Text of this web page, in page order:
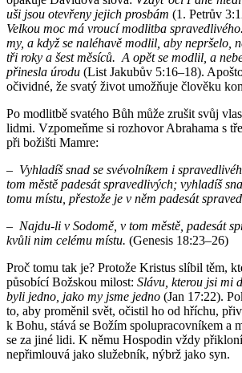
uši jsou otevřeny jejich prosbám (1. Petrův
Velkou moc má vroucí modlitba
my, a když se naléhavě modlil, aby nepršelo,
tři roky a šest měsíců. A opět se modlil, a
přinesla úrodu (List Jakubův 5:16–18).
očividné, že svatý život umožňuje člověku
Po modlitbě svatého Bůh může zrušit svůj
lidmi. Vzpomeňme si rozhovor Abrahama s
při božišti Mamre:
– Vyhladíš snad se svévolníkem i
tom městě padesát spravedlivých; vyhladíš
tomu místu, přestože je v něm padesát
– Najdu-li v Sodomě, v tom městě, padesát
kvůli nim celému místu. (Genesis 18:23–26)
Proč tomu tak je? Protože Kristus slíbil těm,
působící Božskou milost: Slávu, kterou jsi mi
byli jedno, jako my jsme jedno (Jan 17:22).
to, aby proměnil svět, očistil ho od hříchu,
k Bohu, stává se Božím spolupracovníkem a
se za jiné lidi. K němu Hospodin vždy
nepřimlouvá jako služebník, nýbrž jako syn.